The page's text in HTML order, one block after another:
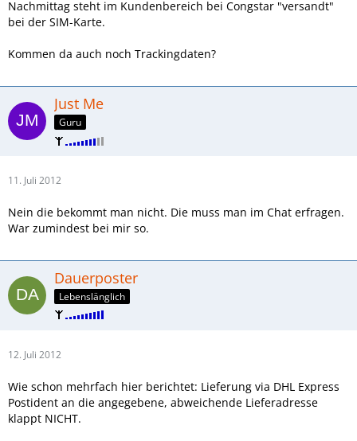
Nachmittag steht im Kundenbereich bei Congstar "versandt"
bei der SIM-Karte.
Kommen da auch noch Trackingdaten?
Just Me
Guru
11. Juli 2012
Nein die bekommt man nicht. Die muss man im Chat erfragen.
War zumindest bei mir so.
Dauerposter
Lebenslänglich
12. Juli 2012
Wie schon mehrfach hier berichtet: Lieferung via DHL Express
Postident an die angegebene, abweichende Lieferadresse
klappt NICHT.